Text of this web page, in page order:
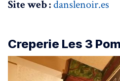
Site web :danslenoir.es
Creperie Les 3